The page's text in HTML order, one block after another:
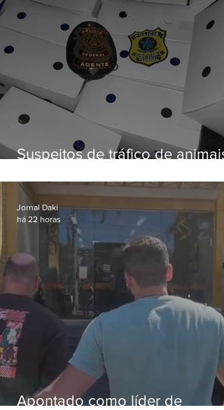
Suspeitos de tráfico de animais
aves
Apontado como líder de
Jornal Daki
há 22 horas